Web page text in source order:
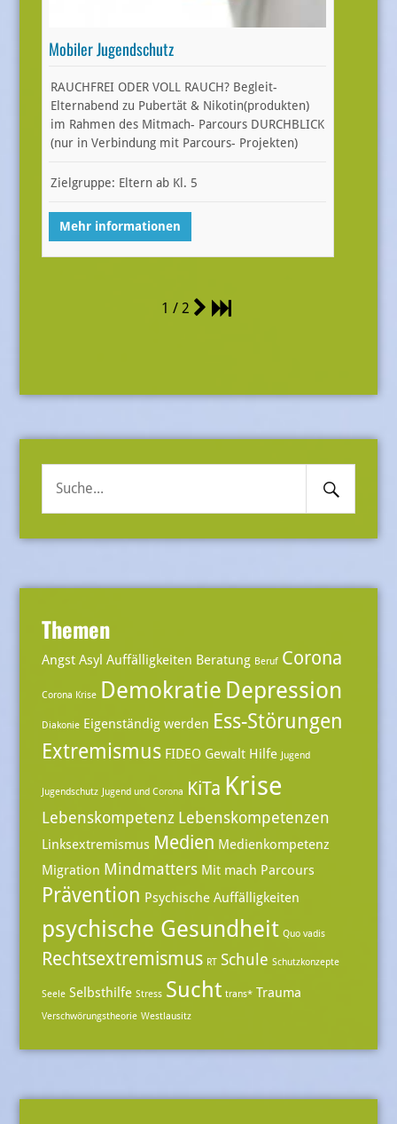
Mobiler Jugendschutz
RAUCHFREI ODER VOLL RAUCH? Begleit-
Elternabend zu Pubertät & Nikotin(produkten)
im Rahmen des Mitmach- Parcours DURCHBLICK
(nur in Verbindung mit Parcours- Projekten)
Zielgruppe: Eltern ab Kl. 5
Mehr informationen
1 / 2
Suche
Search
Submit
Themen
Angst Asyl Auffälligkeiten Beratung Beruf Corona
Corona Krise Demokratie Depression
Diakonie Eigenständig werden Ess-Störungen
Extremismus FIDEO Gewalt Hilfe Jugend
Jugendschutz Jugend und Corona KiTa Krise
Lebenskompetenz Lebenskompetenzen
Linksextremismus Medien Medienkompetenz
Migration Mindmatters Mit mach Parcours
Prävention Psychische Auffälligkeiten
psychische Gesundheit Quo vadis
Rechtsextremismus RT Schule Schutzkonzepte
Seele Selbsthilfe Stress Sucht trans* Trauma
Verschwörungstheorie Westlausitz